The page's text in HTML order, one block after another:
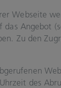
Web­sei­te
An­ge­bot
Zu den
des